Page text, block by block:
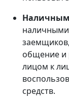
общение и
лицом к
средств.